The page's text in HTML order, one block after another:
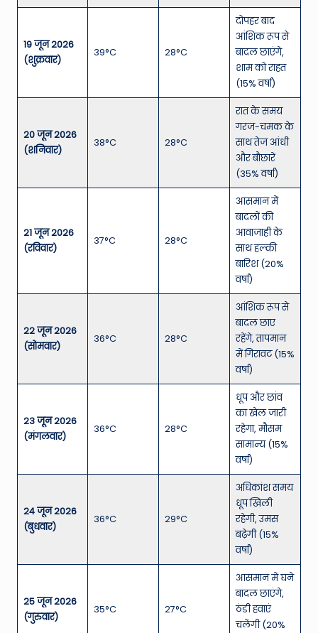
19 जून 2026
(शुक्रवार)
39°C 28°C
दोपहर बाद
आंशिक रूप से
बादल छाएंगे,
शाम को राहत
(15% वर्षा)
20 जून 2026
(शनिवार)
38°C 28°C
रात के समय
गरज-चमक के
साथ तेज आंधी
और बौछारें
(35% वर्षा)
21 जून 2026
(रविवार)
37°C 28°C
आसमान में
बादलों की
आवाजाही के
साथ हल्की
बारिश (20%
वर्षा)
22 जून 2026
(सोमवार)
36°C 28°C
आंशिक रूप से
बादल छाए
रहेंगे, तापमान
में गिरावट (15%
वर्षा)
23 जून 2026
(मंगलवार)
36°C 28°C
धूप और छांव
का खेल जारी
रहेगा, मौसम
सामान्य (15%
वर्षा)
24 जून 2026
(बुधवार)
36°C 29°C
अधिकांश समय
धूप खिली
रहेगी, उमस
बढ़ेगी (15%
वर्षा)
25 जून 2026
(गुरुवार)
35°C 27°C
आसमान में घने
बादल छाएंगे,
ठंडी हवाएं
चलेंगी (20%